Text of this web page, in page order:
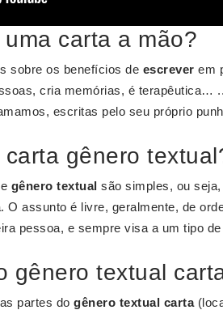
carta a mão?
sobre os benefícios de escrever em
cria memórias, é terapêutica…
escritas pelo seu próprio
gênero
gênero textual são simples, ou
O assunto é livre, geralmente, de
pessoa, e sempre visa a um tipo
gênero textual
partes do gênero textual carta